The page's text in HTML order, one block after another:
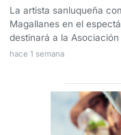
La artista sanluqueña
Magallanes en el
destinará a la
hace 1 semana